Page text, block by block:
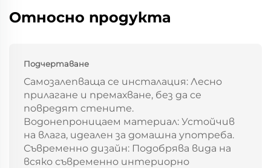
Относно продукта
Подчертаване
Самозалепваща се инсталация: Лесно
прилагане и премахване, без да се
повредят стените.
Водонепроницаем материал: Устойчив
на влага, идеален за домашна употреба.
Съвременно дизайн: Подобрява вида на
всяко съвременно интериорно